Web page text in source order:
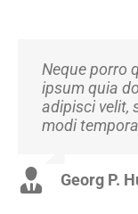
Neque porro
ipsum quia
adipisci velit,
modi
Georg P.
Aliquam erat
facilisis
Suspendisse
arcu sadips
Luke Beck,